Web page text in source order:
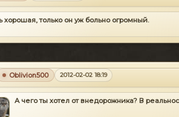
хорошая, только он уж больно огромный.
Oblivion500 2012-02-02 18:19
А чего ты хотел от внедорожника? В